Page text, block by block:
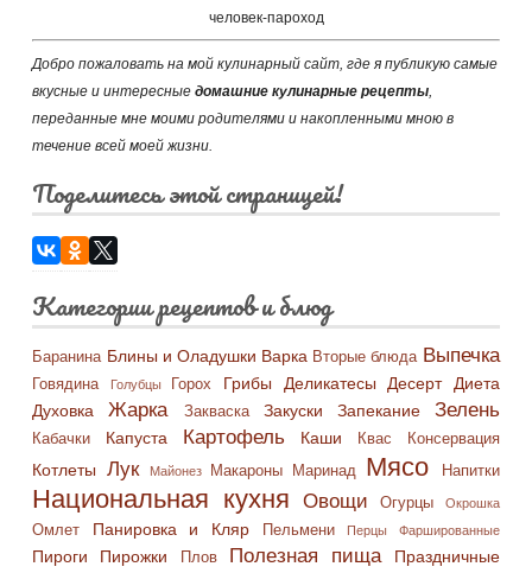
человек-пароход
Добро пожаловать на мой кулинарный сайт, где я публикую самые
вкусные и интересныедомашние кулинарные рецепты
переданные мне моими родителями и накопленными мною в
течение всей моей жизни.
Поделитесь этой страницей!
Категории рецептов и блюд
Баранина Блины и Оладушки Варка Вторые блюда Выпечка
Говядина Голубцы Горох Грибы Деликатесы Десерт
Диета
Духовка
Жарка Закваска Закуски Запекание Зелень
Кабачки Капуста Картофель Каши Квас Консервация
Котлеты Лук Майонез Макароны Маринад Мясо Напитки
Национальная кухня Овощи Огурцы Окрошка
Омлет Панировка и Кляр Пельмени Перцы Фаршированные
Пироги Пирожки Плов Полезная пища
Праздничные